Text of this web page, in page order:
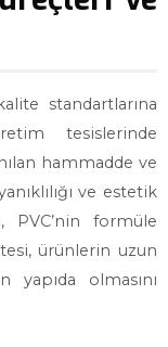
standartlarına
tesislerinde
hammadde ve
ve estetik
PVC’nin formüle
ürünlerin uzun
yapıda olmasını